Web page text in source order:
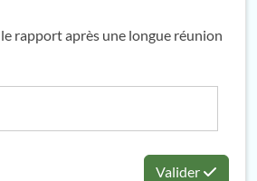
rapport après une longue réunion
Valider